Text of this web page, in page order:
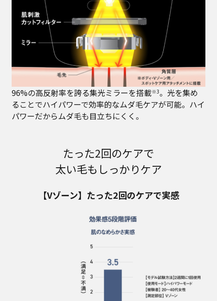
96%の高反射率を誇る集光ミラーを搭載※3。光を集め
ることでハイパワーで効率的なムダ毛ケアが可能。ハイ
パワーだからムダ毛も目立ちにくく。
たった2回のケアで
太い毛もしっかりケア
【Vゾーン】たった2回のケアで実感